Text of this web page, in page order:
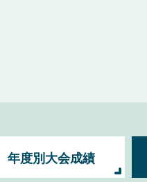
年度別大会成績